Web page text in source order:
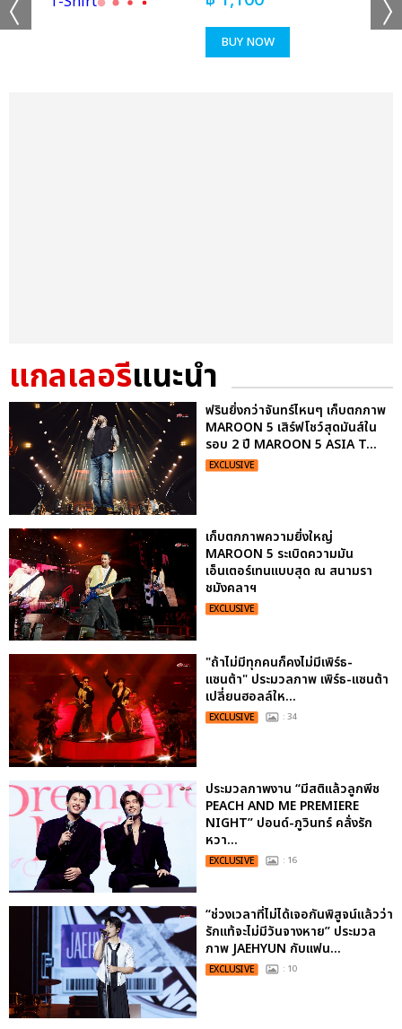
BUY NOW
แกลเลอรีแนะนำ
ฟรินยิ่งกว่าจันทร์ไหนๆ เก็บตกภาพ
MAROON 5 เสิร์ฟโชว์สุดมันส์ใน
รอบ 2 ปี MAROON 5 ASIA T...
EXCLUSIVE
เก็บตกภาพความยิ่งใหญ่
MAROON 5 ระเบิดความมัน
เอ็นเตอร์เทนแบบสุด ณ สนามรา
ชมังคลาฯ
EXCLUSIVE
"ถ้าไม่มีทุกคนก็คงไม่มีเพิร์ธ-
แซนต้า" ประมวลภาพ เพิร์ธ-แซนต้า
เปลี่ยนฮอลล์ให...
EXCLUSIVE : 34
ประมวลภาพงาน “มีสติแล้วลูกพีช
PEACH AND ME PREMIERE
NIGHT” ปอนด์-ภูวินทร์ คลั่งรัก
หวา...
EXCLUSIVE : 16
“ช่วงเวลาที่ไม่ได้เจอกันพิสูจน์แล้วว่า
รักแท้จะไม่มีวันจางหาย” ประมวล
ภาพ JAEHYUN กับแฟน...
EXCLUSIVE : 10